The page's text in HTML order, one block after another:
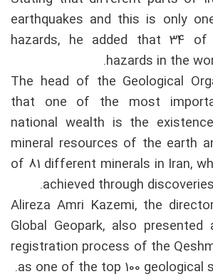
earthquakes and this is only
hazards, he added that 34
hazards in the
The head of the Geological
that one of the most
national wealth is the
mineral resources of the earth
of 81 different minerals in Iran,
achieved through
Alireza Amri Kazemi, the
Global Geopark, also
registration process of the
as one of the top 100 geological